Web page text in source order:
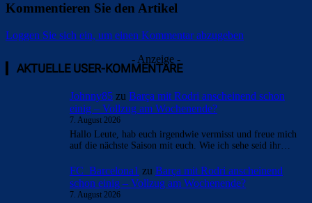
Kommentieren Sie den Artikel
Loggen Sie sich ein, um einen Kommentar abzugeben
- Anzeige -
AKTUELLE USER-KOMMENTARE
Johnny85 zu Barça mit Rodri anscheinend schon
einig – Vollzug am Wochenende?
7. August 2026
Hallo Leute, hab euch irgendwie vermisst und freue mich
auf die nächste Saison mit euch. Wie ich sehe seid ihr…
FC_Barcelona1 zu Barça mit Rodri anscheinend
schon einig – Vollzug am Wochenende?
7. August 2026